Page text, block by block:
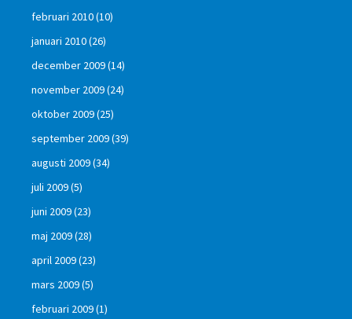
februari 2010(10)
januari 2010(26)
december 2009(14)
november 2009(24)
oktober 2009(25)
september 2009(39)
augusti 2009(34)
juli 2009(5)
juni 2009(23)
maj 2009(28)
april 2009(23)
mars 2009(5)
februari 2009(1)